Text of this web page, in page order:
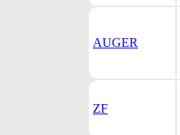
AUGER
ZF